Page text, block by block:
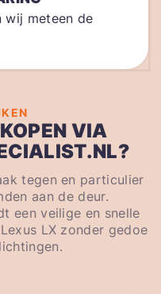
wij meteen de
VIA
tegen en particulier
aan de deur.
een veilige en snelle
LX zonder gedoe